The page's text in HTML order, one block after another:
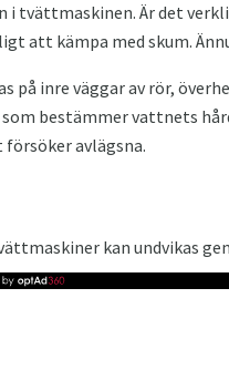
i tvättmaskinen. Är det
att kämpa med skum.
på inre väggar av rör,
bestämmer vattnets
avlägsna.
kan undvikas